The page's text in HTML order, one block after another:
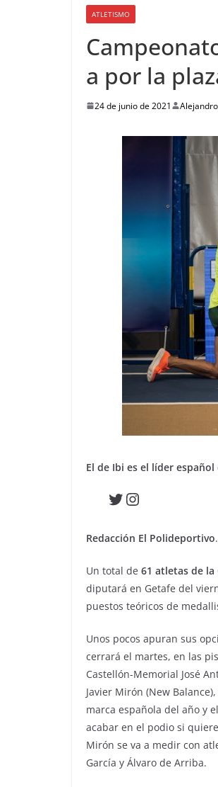
ATLETISMO
a por la
24 de junio de 2021
El de Ibi es el líder
Twitter
Instagram
Redacción El Polideportivo.
Un total de 61 atletas de
diputará en Getafe del
puestos teóricos de
Unos pocos apuran sus
cerrará el martes, en las
Castellón-Memorial José
Javier Mirón (New
marca española del año y
acabar en el podio si
Mirón se va a medir con
García y Álvaro de Arriba.